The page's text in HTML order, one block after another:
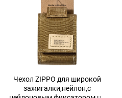
Чехол ZIPPO для широкой
зажигалки,нейлон,с